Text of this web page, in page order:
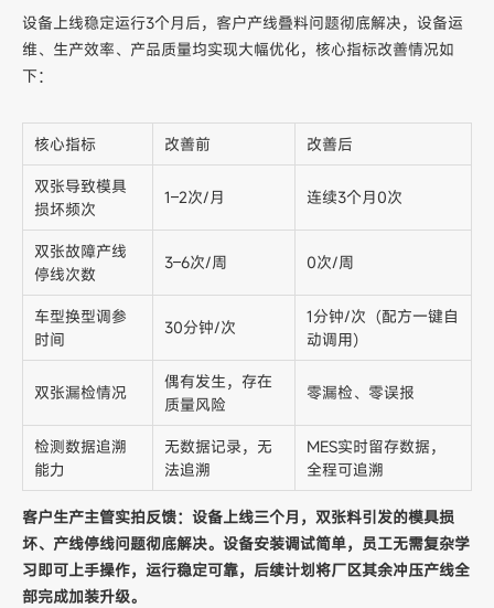
设备上线稳定运行3个月后，客户产线叠料问题彻底解决，设备运
维、生产效率、产品质量均实现大幅优化，核心指标改善情况如
下：
核心指标 改善前
改善后
双张导致模具
损坏频次
1–2次/月 连续3个月0次
双张故障产线
停线次数
3–6次/周 0次/周
车型换型调参
时间
30分钟/次
1分钟/次（配方一键自
动调用）
双张漏检情况
偶有发生，存在
质量风险
零漏检、零误报
检测数据追溯
能力
无数据记录，无
法追溯
MES实时留存数据，
全程可追溯
客户生产主管实拍反馈：设备上线三个月，双张料引发的模具损
坏、产线停线问题彻底解决。设备安装调试简单，员工无需复杂学
习即可上手操作，运行稳定可靠，后续计划将厂区其余冲压产线全
部完成加装升级。